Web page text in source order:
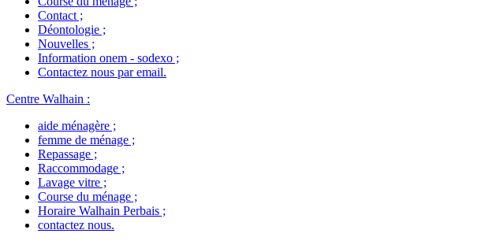
Contact ;
Déontologie ;
Nouvelles ;
Information onem - sodexo ;
Contactez nous par email.
Centre Walhain :
aide ménagère ;
femme de ménage ;
Repassage ;
Raccommodage ;
Lavage vitre ;
Course du ménage ;
Horaire Walhain Perbais ;
contactez nous.